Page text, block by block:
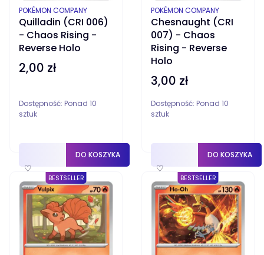
Quilladin (CRI 006)
- Chaos Rising -
Reverse Holo
PRODUCENT
POKÉMON COMPANY
Cena
2,00 zł
Dostępność: Ponad 10
sztuk
♡
DO KOSZYKA
Chesnaught (CRI
007) - Chaos
Rising - Reverse
Holo
PRODUCENT
POKÉMON COMPANY
Cena
3,00 zł
Dostępność: Ponad 10
sztuk
♡
DO KOSZYKA
BESTSELLER BESTSELLER